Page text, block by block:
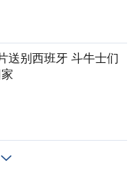
送别西班牙 斗牛士们